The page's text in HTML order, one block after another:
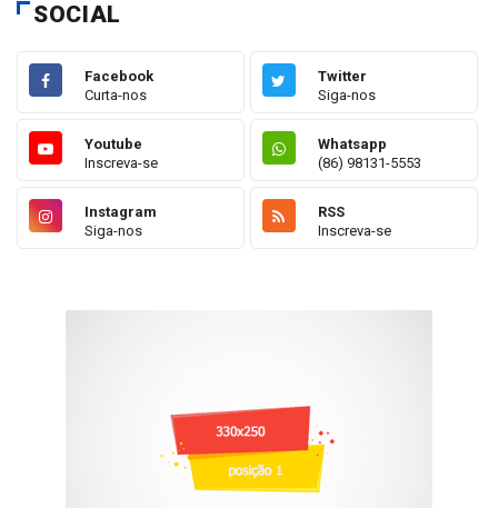
SOCIAL
Facebook
Curta-nos
Twitter
Siga-nos
Youtube
Inscreva-se
Whatsapp
(86) 98131-5553
Instagram
Siga-nos
RSS
Inscreva-se